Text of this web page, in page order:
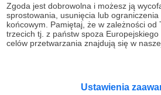
Zgoda jest dobrowolna i możesz ją
sprostowania, usunięcia lub
końcowym. Pamiętaj, że w zależności
trzecich tj. z państw spoza
celów przetwarzania znajdują się w
Ustawienia
Jacek Bartosiak